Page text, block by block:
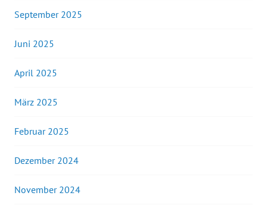
September 2025
Juni 2025
April 2025
März 2025
Februar 2025
Dezember 2024
November 2024